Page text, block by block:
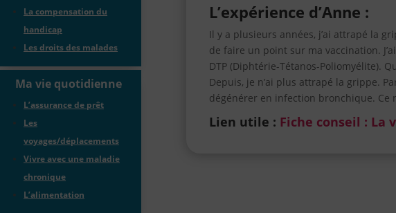
L’expérience d’Anne :
Il y a plusieurs années, j’ai attrapé la
de faire un point sur ma vaccination.
DTP (Diphtérie-Tétanos-Poliomyélite).
Depuis, je n’ai plus attrapé la grippe.
dégénérer en infection bronchique. Ce
Lien utile : Fiche conseil : La
La compensation du
handicap
Les droits des malades
Ma vie quotidienne
L’assurance de prêt
Les
voyages/déplacements
Vivre avec une maladie
chronique
L’alimentation